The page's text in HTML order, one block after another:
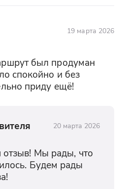
19 марта 2026
был продуман
спокойно и без
приду ещё!
20 марта 2026
отзыв! Мы рады, что
Будем рады